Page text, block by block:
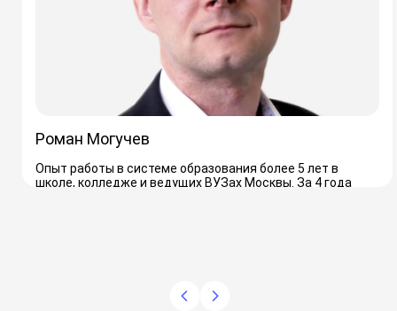
Роман Могучев
Опыт работы в системе образования более 5 лет в
школе, колледже и ведущих ВУЗах Москвы. За 4 года